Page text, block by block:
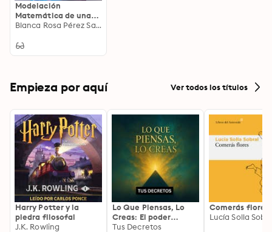
Modelación
Matemática de una
Pandemia: Caso de
Blanca Rosa Pérez Salvador
Empieza por aquí Ver todos los títulos
Harry Potter y la
piedra filosofal
J.K. Rowling
Lo Que Piensas, Lo
Creas: El poder
invisible de tus
Tus Decretos
Comerás flores
Lucía Solla